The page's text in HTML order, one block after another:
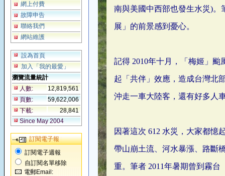
網上付費
故障申告
聯絡我們
網站維護
設為首頁
加入「我的最愛」
瀏覽流量統計
人數:
12,819,561
頁數:
59,622,006
下載:
28,841
Since May 2004
訂閱電子報
訂閱電子週報
自訂閱名單移除
電郵Email:
南與美國中西部也發生水災)。
展」的前景感到憂心。
記得 2010年十月，「梅姬」
起「共伴」效應，造成台灣北
沖走一車大陸客，還有好多人
因著這次 612 水災，大家都憶
帶山崩土流、河水暴漲、路斷
重。筆者 2011年暑期曾到霧